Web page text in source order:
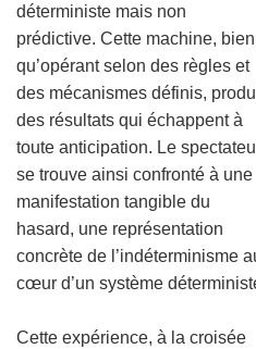
déterministe mais non
prédictive. Cette machine, bien
qu’opérant selon des règles et
des mécanismes définis,
des résultats qui échappent à
toute anticipation. Le
se trouve ainsi confronté à une
manifestation tangible du
hasard, une représentation
concrète de l’indéterminisme
cœur d’un système
Cette expérience, à la croisée